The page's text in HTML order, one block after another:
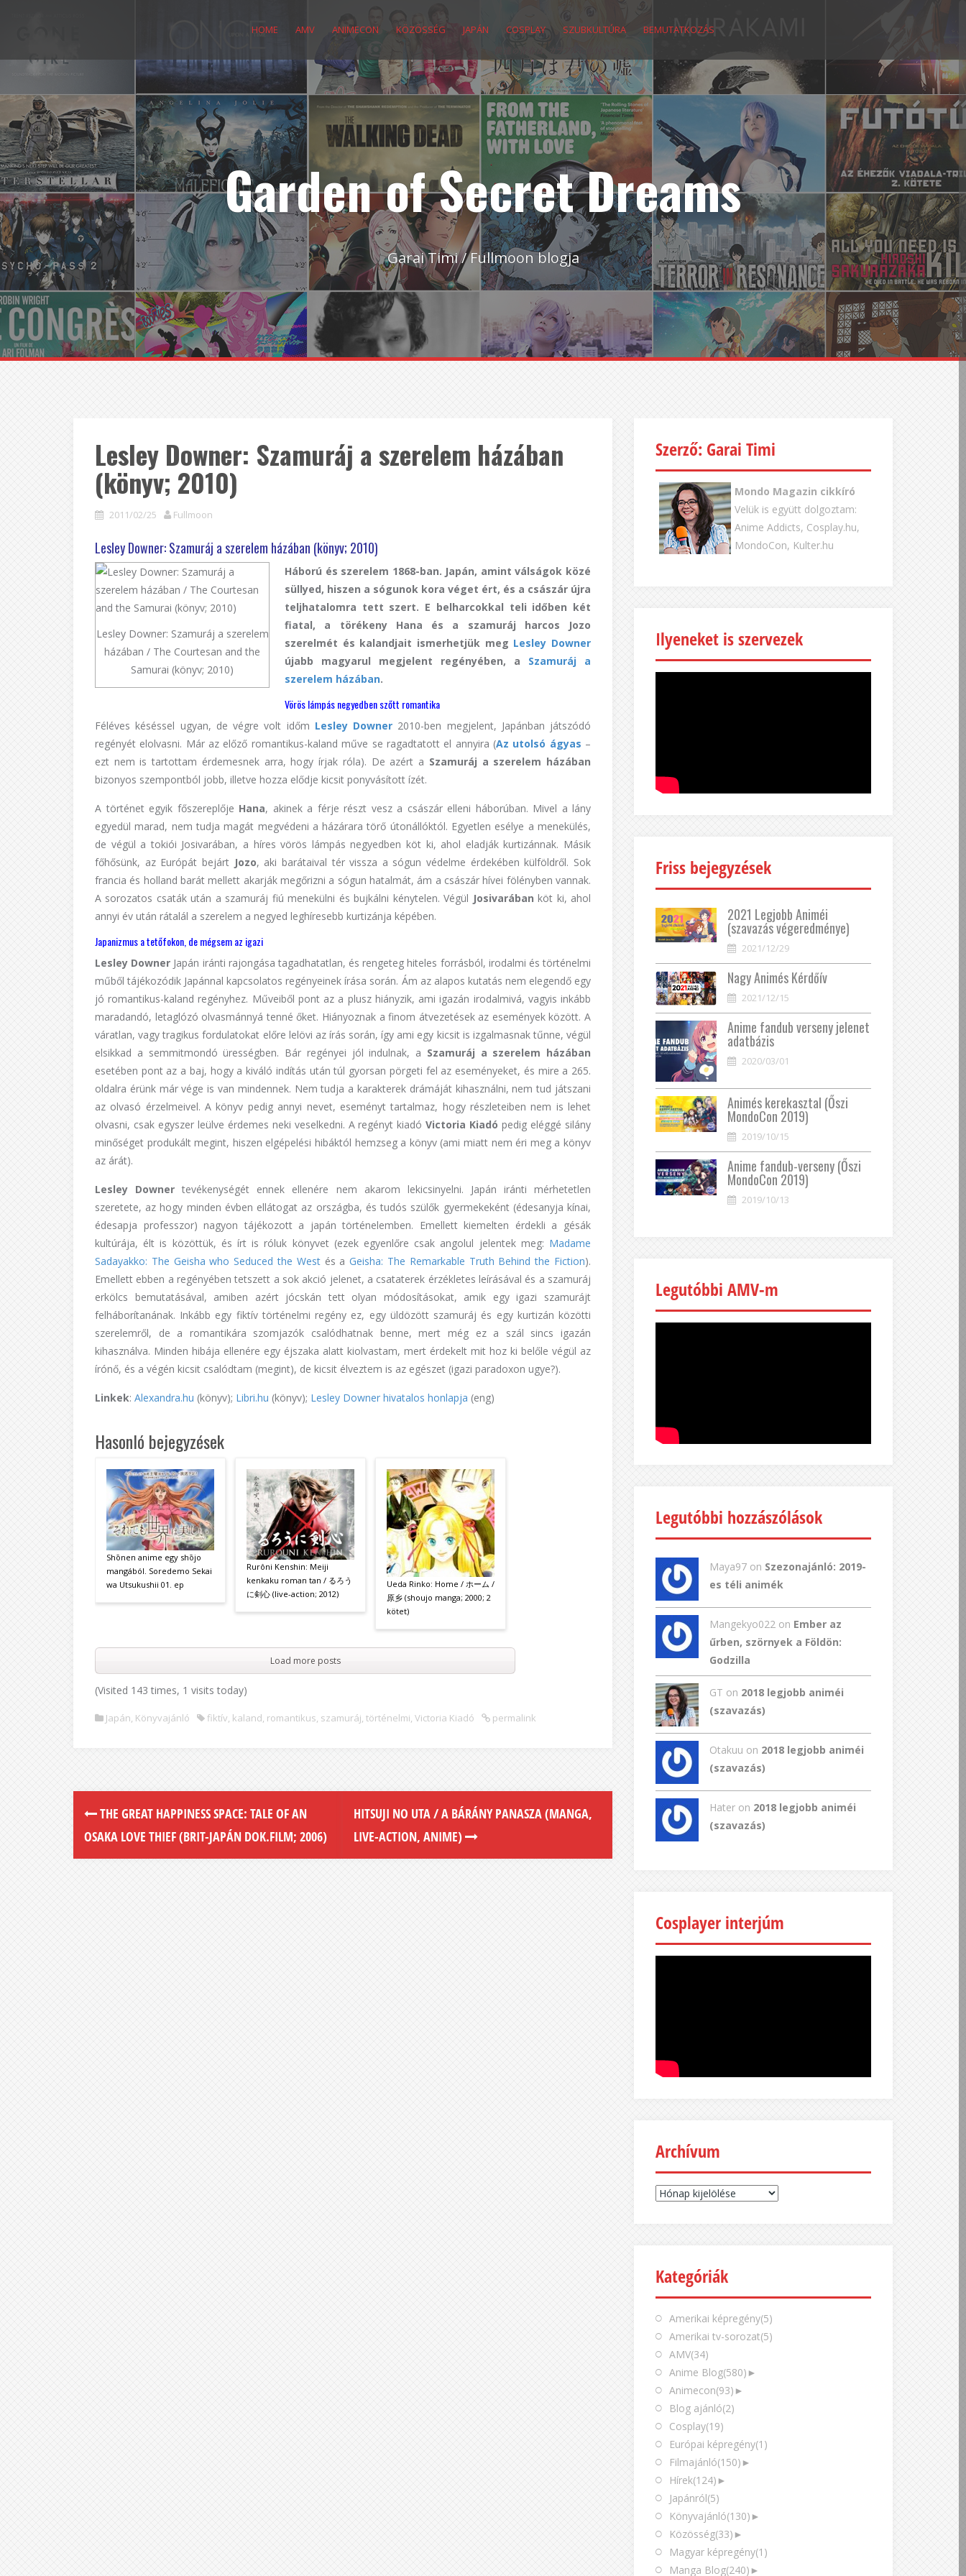
HOME AMV ANIMECON KÖZÖSSÉG JAPÁN COSPLAY SZUBKULTÚRA BEMUTATKOZÁS
Garden of Secret Dreams
Garai Timi / Fullmoon blogja
Lesley Downer: Szamuráj a szerelem házában
(könyv; 2010)
2011/02/25 Fullmoon
Lesley Downer: Szamuráj a szerelem házában (könyv; 2010)
Lesley Downer: Szamuráj a szerelem
házában / The Courtesan and the
Samurai (könyv; 2010)
Háború és szerelem 1868-ban. Japán, amint válságok közé
süllyed, hiszen a sógunok kora véget ért, és a császár újra
teljhatalomra tett szert. E belharcokkal teli időben két
fiatal, a törékeny Hana és a szamuráj harcos Jozo
szerelmét és kalandjait ismerhetjük meg Lesley Downer
újabb magyarul megjelent regényében, a Szamuráj a
szerelem házában.
Vörös lámpás negyedben szőtt romantika
Féléves késéssel ugyan, de végre volt időm Lesley Downer 2010-ben megjelent, Japánban játszódó
regényét elolvasni. Már az előző romantikus-kaland műve se ragadtatott el annyira (Az utolsó ágyas –
ezt nem is tartottam érdemesnek arra, hogy írjak róla). De azért a Szamuráj a szerelem házában
bizonyos szempontból jobb, illetve hozza elődje kicsit ponyvásított ízét.
A történet egyik főszereplője Hana, akinek a férje részt vesz a császár elleni háborúban. Mivel a lány
egyedül marad, nem tudja magát megvédeni a házárara törő útonállóktól. Egyetlen esélye a menekülés,
de végül a tokiói Josivarában, a híres vörös lámpás negyedben köt ki, ahol eladják kurtizánnak. Másik
főhősünk, az Európát bejárt Jozo, aki barátaival tér vissza a sógun védelme érdekében külföldről. Sok
francia és holland barát mellett akarják megőrizni a sógun hatalmát, ám a császár hívei fölényben vannak.
A sorozatos csaták után a szamuráj fiú menekülni és bujkálni kénytelen. Végül Josivarábanköt ki, ahol
annyi év után rátalál a szerelem a negyed leghíresebb kurtizánja képében.
Japanizmus a tetőfokon, de mégsem az igazi
Lesley Downer Japán iránti rajongása tagadhatatlan, és rengeteg hiteles forrásból, irodalmi és történelmi
műből tájékozódik Japánnal kapcsolatos regényeinek írása során. Ám az alapos kutatás nem elegendő egy
jó romantikus-kaland regényhez. Műveiből pont az a plusz hiányzik, ami igazán irodalmivá, vagyis inkább
maradandó, letaglózó olvasmánnyá tenné őket. Hiányoznak a finom átvezetések az események között. A
váratlan, vagy tragikus fordulatokat előre lelövi az írás során, így ami egy kicsit is izgalmasnak tűnne, végül
elsikkad a semmitmondó ürességben. Bár regényei jól indulnak, a Szamuráj a szerelem házában
esetében pont az a baj, hogy a kiváló indítás után túl gyorsan pörgeti fel az eseményeket, és mire a 265.
oldalra érünk már vége is van mindennek. Nem tudja a karakterek drámáját kihasználni, nem tud játszani
az olvasó érzelmeivel. A könyv pedig annyi nevet, eseményt tartalmaz, hogy részleteiben nem is lehet
olvasni, csak egyszer leülve érdemes neki veselkedni. A regényt kiadóVictoria Kiadó pedig eléggé silány
minőséget produkált megint, hiszen elgépelési hibáktól hemzseg a könyv (ami miatt nem éri meg a könyv
az árát).
Lesley Downer tevékenységét ennek ellenére nem akarom lekicsinyelni. Japán iránti mérhetetlen
szeretete, az hogy minden évben ellátogat az országba, és tudós szülők gyermekeként (édesanyja kínai,
édesapja professzor) nagyon tájékozott a japán történelemben. Emellett kiemelten érdekli a gésák
kultúrája, élt is közöttük, és írt is róluk könyvet (ezek egyenlőre csak angolul jelentek meg: Madame
Sadayakko: The Geisha who Seduced the Westés aGeisha: The Remarkable Truth Behind the Fiction).
Emellett ebben a regényében tetszett a sok akció jelenet, a csataterek érzékletes leírásával és a szamuráj
erkölcs bemutatásával, amiben azért jócskán tett olyan módosításokat, amik egy igazi szamurájt
felháborítanának. Inkább egy fiktív történelmi regény ez, egy üldözött szamuráj és egy kurtizán közötti
szerelemről, de a romantikára szomjazók csalódhatnak benne, mert még ez a szál sincs igazán
kihasználva. Minden hibája ellenére egy éjszaka alatt kiolvastam, mert érdekelt mit hoz ki belőle végül az
írónő, és a végén kicsit csalódtam (megint), de kicsit élveztem is az egészet (igazi paradoxon ugye?).
Linkek: Alexandra.hu (könyv); Libri.hu (könyv); Lesley Downer hivatalos honlapja (eng)
Hasonló bejegyzések
Shōnen anime egy shōjo
mangából. Soredemo Sekai
wa Utsukushii 01. ep
Rurôni Kenshin: Meiji
kenkaku roman tan / るろう
に剣心 (live-action; 2012)
Ueda Rinko: Home / ホーム /
原乡 (shoujo manga; 2000; 2
kötet)
Load more posts
(Visited 143 times, 1 visits today)
Japán, Könyvajánló fiktív, kaland, romantikus, szamuráj, történelmi, Victoria Kiadó permalink
THE GREAT HAPPINESS SPACE: TALE OF AN
OSAKA LOVE THIEF (BRIT-JAPÁN DOK.FILM; 2006)
HITSUJI NO UTA / A BÁRÁNY PANASZA (MANGA,
LIVE-ACTION, ANIME)
Szerző: Garai Timi
Mondo Magazin cikkíró
Velük is együtt dolgoztam:
Anime Addicts, Cosplay.hu,
MondoCon, Kulter.hu
Ilyeneket is szervezek
Friss bejegyzések
2021 Legjobb Animéi
(szavazás végeredménye)
2021/12/29
Nagy Animés Kérdőív
2021/12/15
Anime fandub verseny jelenet
adatbázis
2020/03/01
Animés kerekasztal (Őszi
MondoCon 2019)
2019/10/15
Anime fandub-verseny (Őszi
MondoCon 2019)
2019/10/13
Legutóbbi AMV-m
Legutóbbi hozzászólások
Maya97 on Szezonajánló: 2019-
es téli animék
Mangekyo022 on Ember az
űrben, szörnyek a Földön:
Godzilla
GT on 2018 legjobb animéi
(szavazás)
Otakuu on 2018 legjobb animéi
(szavazás)
Hater on 2018 legjobb animéi
(szavazás)
Cosplayer interjúm
Archívum
Archívum
Kategóriák
Amerikai képregény(5)
Amerikai tv-sorozat(5)
AMV(34)
Anime Blog(580) ►
Animecon(93) ►
Blog ajánló(2)
Cosplay(19)
Európai képregény(1)
Filmajánló(150) ►
Hírek(124) ►
Japánról(5)
Könyvajánló(130) ►
Közösség(33) ►
Magyar képregény(1)
Manga Blog(240) ►